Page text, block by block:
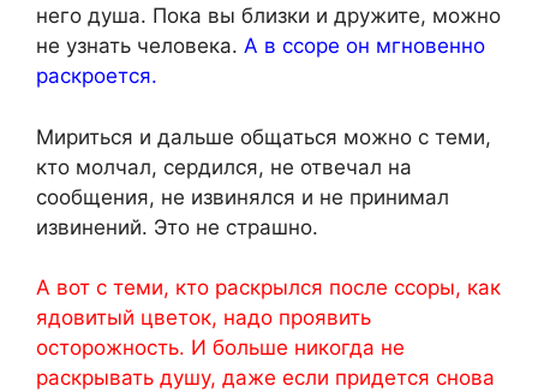
него душа. Пока вы близки и дружите, можно
не узнать человека. А в ссоре он мгновенно
раскроется.
Мириться и дальше общаться можно с теми,
кто молчал, сердился, не отвечал на
сообщения, не извинялся и не принимал
извинений. Это не страшно.
А вот с теми, кто раскрылся после ссоры, как
ядовитый цветок, надо проявить
осторожность. И больше никогда не
раскрывать душу, даже если придется снова